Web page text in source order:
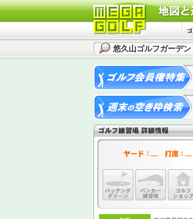
悠久山ゴルフガーデン
--- ---